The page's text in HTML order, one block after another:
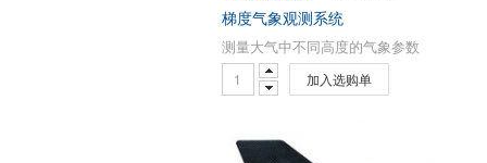
梯度气象观测系统
测量大气中不同高度的气象参数
加入选购单